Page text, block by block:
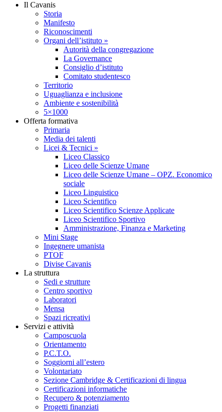
Il Cavanis
Storia
Manifesto
Riconoscimenti
Organi dell’istituto »
Autorità della congregazione
La Governance
Consiglio d’istituto
Comitato studentesco
Territorio
Uguaglianza e inclusione
Ambiente e sostenibilità
5×1000
Offerta formativa
Primaria
Media dei talenti
Licei & Tecnici »
Liceo Classico
Liceo delle Scienze Umane
Liceo delle Scienze Umane – OPZ. Economico
sociale
Liceo Linguistico
Liceo Scientifico
Liceo Scientifico Scienze Applicate
Liceo Scientifico Sportivo
Amministrazione, Finanza e Marketing
Mini Stage
Ingegnere umanista
PTOF
Divise Cavanis
La struttura
Sedi e strutture
Centro sportivo
Laboratori
Mensa
Spazi ricreativi
Servizi e attività
Camposcuola
Orientamento
P.C.T.O.
Soggiorni all’estero
Volontariato
Sezione Cambridge & Certificazioni di lingua
Certificazioni informatiche
Recupero & potenziamento
Progetti finanziati